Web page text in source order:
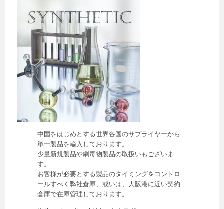
中国をはじめとする世界各国のサプライヤーから
単一製品を輸入しております。
少量新規製品や劇毒物製品の取扱いもございま
す。
お客様が必要とする製品のタイミングをコントロ
ールすべく弊社倉庫、或いは、大阪港に近い契約
倉庫で在庫管理しております。